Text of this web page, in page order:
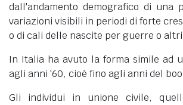
dall'andamento demografico di una
variazioni visibili in periodi di forte
o di cali delle nascite per guerre o
In Italia ha avuto la forma simile ad
agli anni '60, cioè fino agli anni del
Gli individui in unione civile,